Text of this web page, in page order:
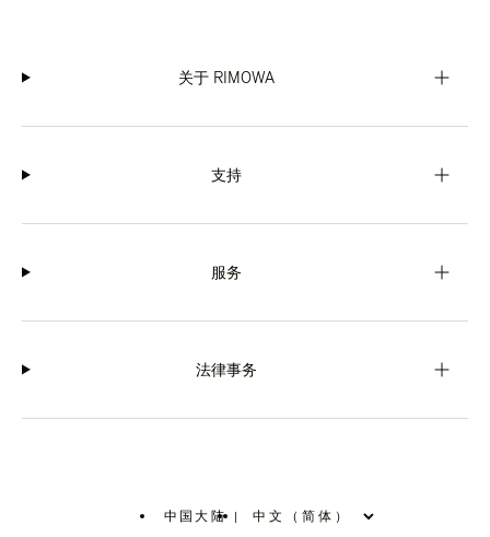
关于 RIMOWA
支持
服务
法律事务
中国大陆 |